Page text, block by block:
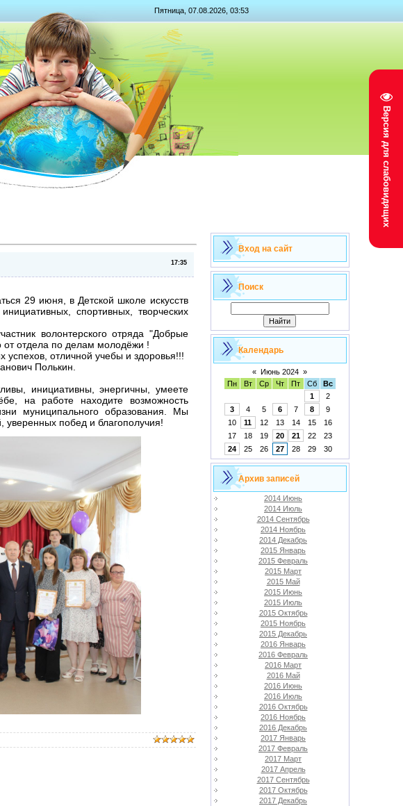
Версия для слабовидящих
Пятница, 07.08.2026, 03:53
17:35
29 июня, в Детской школе искусств
спортивных, творческих
волонтерского отряда "Добрые
от отдела по делам молодёжи !
отличной учебы и здоровья!!!
Полькин.
инициативны, энергичны, умеете
на работе находите возможность
муниципального образования. Мы
побед и благополучия!
Вход на сайт
Поиск
Календарь
« Июнь 2024 »
Пн
Вт Ср Чт Пт Сб
Вс
1
2
3
4 5 6 7 8
9
10
11 12 13 14 15
16
17
18 19 20 21 22
23
24
25 26 27 28 29 30
Архив записей
2014 Июнь
2014 Июль
2014 Сентябрь
2014 Ноябрь
2014 Декабрь
2015 Январь
2015 Февраль
2015 Март
2015 Май
2015 Июнь
2015 Июль
2015 Октябрь
2015 Ноябрь
2015 Декабрь
2016 Январь
2016 Февраль
2016 Март
2016 Май
2016 Июнь
2016 Июль
2016 Октябрь
2016 Ноябрь
2016 Декабрь
2017 Январь
2017 Февраль
2017 Март
2017 Апрель
2017 Сентябрь
2017 Октябрь
2017 Декабрь